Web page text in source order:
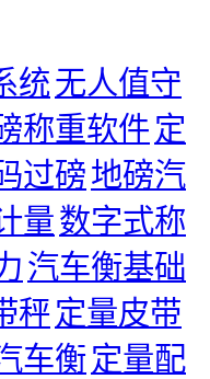
统无人值守
称重软件 定
过磅地磅汽
量数字式称
汽车衡基础
秤定量皮带
车衡 定量配